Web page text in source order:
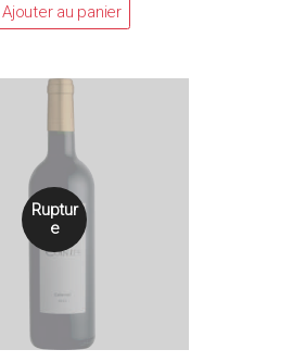
Ajouter au panier
Ruptur
e